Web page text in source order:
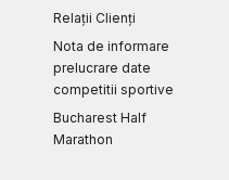
Relații Clienți
Nota de informare
prelucrare date
competitii sportive
Bucharest Half
Marathon